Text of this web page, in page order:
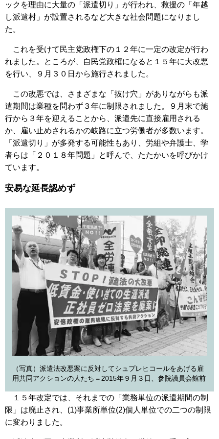
ックを理由に大量の「派遣切り」が行われ、救援の「年越
し派遣村」が設置されるなど大きな社会問題になりまし
た。
これを受けて民主党政権下の１２年に一定の改定が行わ
れました。ところが、自民党政権になると１５年に大改悪
を行い、９月３０日から施行されました。
この改悪では、さまざまな「抜け穴」がありながらも派
遣期間は業種を問わず３年に制限されました。９月末で施
行から３年を迎えることから、派遣先に直接雇用される
か、雇い止めされるかの岐路に立つ労働者が多数います。
「派遣切り」が多発する可能性もあり、労組や弁護士、学
者らは「２０１８年問題」と呼んで、たたかいを呼びかけ
ています。
安易な延長認めず
（写真）派遣法改悪案に反対してシュプレヒコールをあげる雇
用共同アクションの人たち＝2015年９月３日、参院議員会館前
１５年改定では、それまでの「業務単位の派遣期間の制
限」は廃止され、(1)事業所単位(2)個人単位での二つの制限
に変わりました。